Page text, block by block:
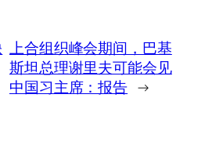
上合组织峰会期间，巴基
斯坦总理谢里夫可能会见
中国习主席：报告 →